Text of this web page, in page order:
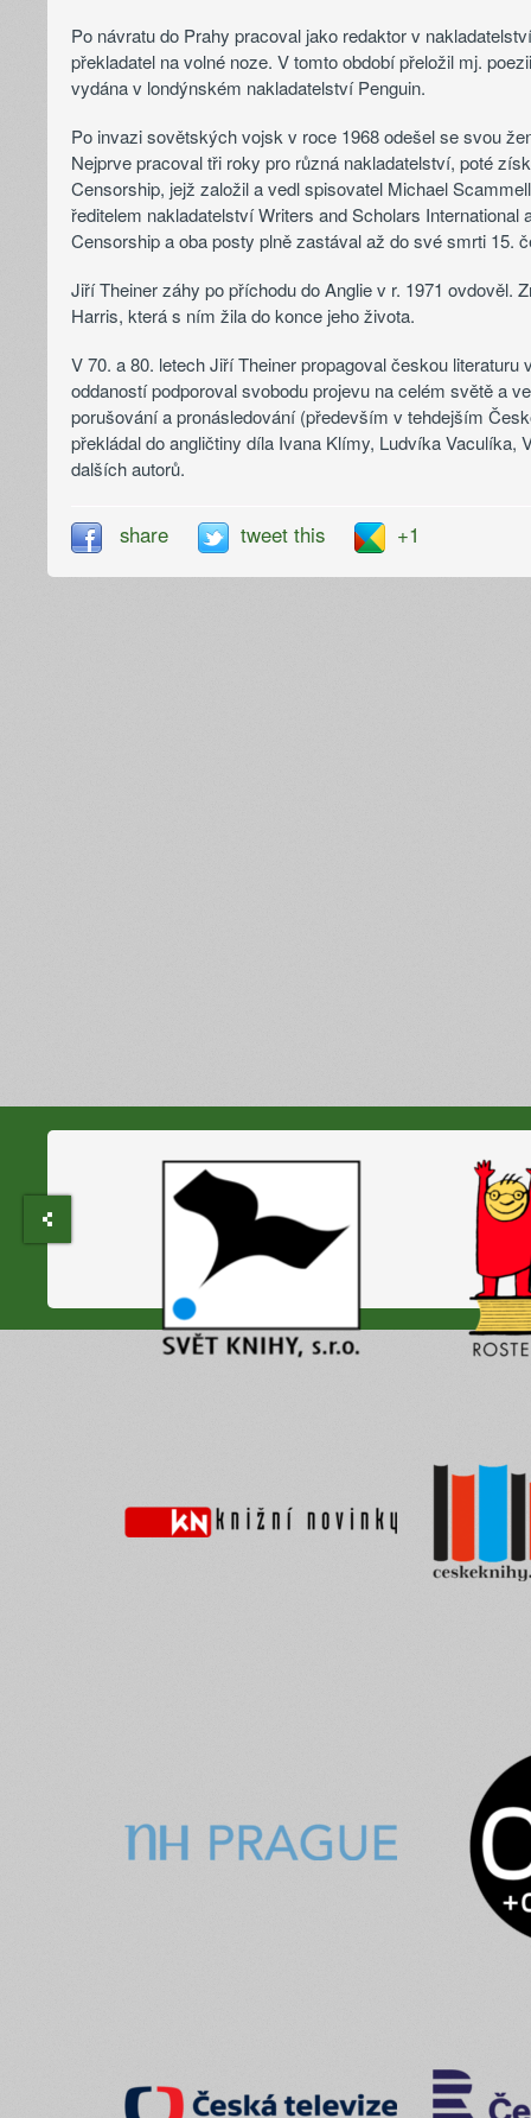
Po návratu do Prahy pracoval jako redaktor v
překladatel na volné noze. V tomto období přeložil mj.
vydána v londýnském nakladatelství Penguin.
Po invazi sovětských vojsk v roce 1968 odešel se svou
Nejprve pracoval tři roky pro různá nakladatelství, poté
Censorship, jejž založil a vedl spisovatel Michael
ředitelem nakladatelství Writers and Scholars International
Censorship a oba posty plně zastával až do své smrti 15.
Jiří Theiner záhy po příchodu do Anglie v r. 1971 ovdověl.
Harris, která s ním žila do konce jeho života.
V 70. a 80. letech Jiří Theiner propagoval českou literaturu
oddaností podporoval svobodu projevu na celém světě a
porušování a pronásledování (především v tehdejším
překládal do angličtiny díla Ivana Klímy, Ludvíka Vaculíka,
dalších autorů.
share tweet this +1